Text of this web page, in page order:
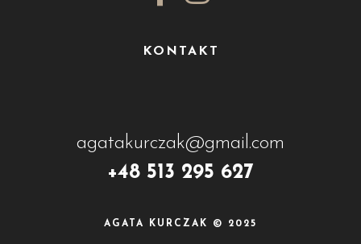
KONTAKT
agatakurczak@gmail.com
+48 513 295 627
AGATA KURCZAK © 2025